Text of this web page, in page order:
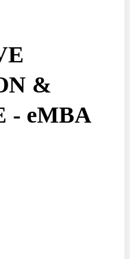
&
- eMBA